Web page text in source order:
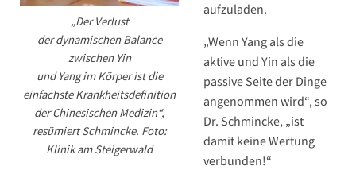
„Der Verlust
der dynamischen Balance
zwischen Yin
und Yang im Körper ist die
einfachste Krankheitsdefinition
der Chinesischen Medizin“,
resümiert Schmincke. Foto:
Klinik am Steigerwald
aufzuladen.
„Wenn Yang als die
aktive und Yin als die
passive Seite der Dinge
angenommen wird“, so
Dr. Schmincke, „ist
damit keine Wertung
verbunden!“